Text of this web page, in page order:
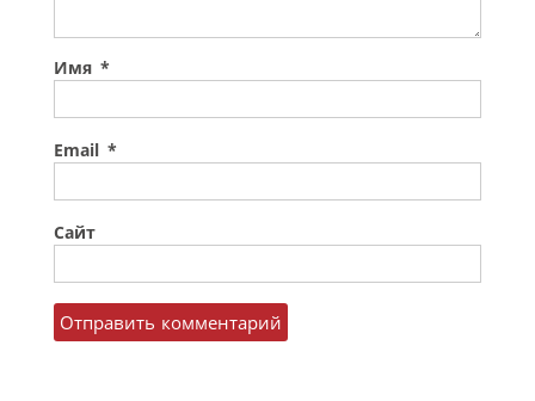
Имя *
Email *
Сайт